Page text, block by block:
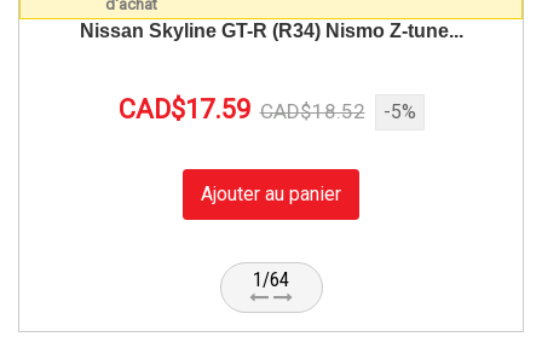
Nissan Skyline GT-R (R34) Nismo Z-tune...
CAD$17.59 CAD$18.52 -5%
Ajouter au panier
1/64